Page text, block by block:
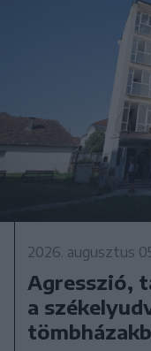
2026. augusztus
Agresszió,
a